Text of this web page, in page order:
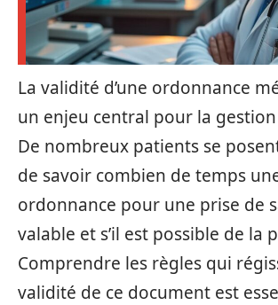
La validité d’une ordonnance
un enjeu central pour la
De nombreux patients se
de savoir combien de temps
ordonnance pour une prise de
valable et s’il est possible de la
Comprendre les règles qui
validité de ce document est